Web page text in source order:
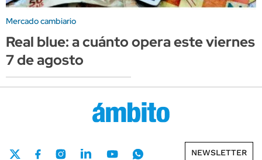
Mercado cambiario
Real blue: a cuánto opera este viernes
7 de agosto
NEWSLETTER